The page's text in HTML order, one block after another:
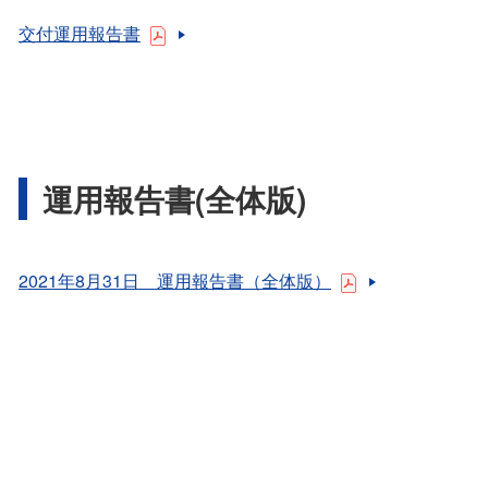
交付運用報告書
運用報告書(全体版)
2021年8月31日 運用報告書（全体版）